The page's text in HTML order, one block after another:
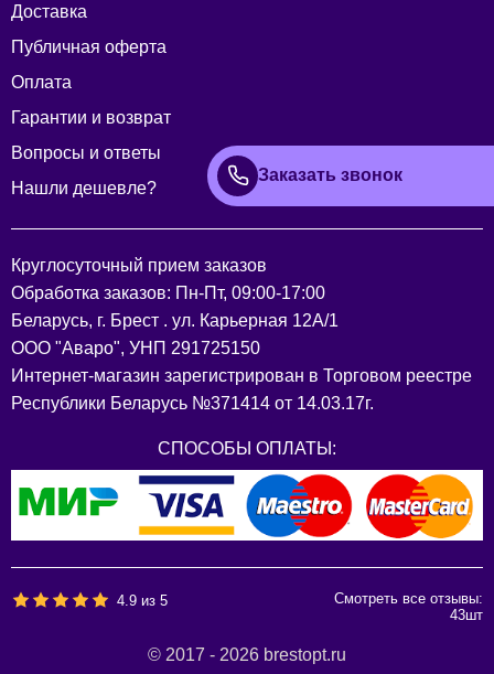
Доставка
Публичная оферта
Оплата
Гарантии и возврат
Вопросы и ответы
Нашли дешевле?
Заказать звонок
Круглосуточный прием заказов
Обработка заказов: Пн-Пт, 09:00-17:00
Беларусь, г. Брест . ул. Карьерная 12А/1
ООО "Аваро", УНП 291725150
Интернет-магазин зарегистрирован в Торговом реестре
Республики Беларусь №371414 от 14.03.17г.
СПОСОБЫ ОПЛАТЫ:
4.9 из5
Смотреть все отзывы:
43шт
© 2017 - 2026 brestopt.ru